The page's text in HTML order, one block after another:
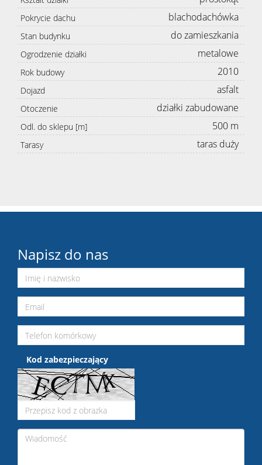
Pokrycie dachu blachodachówka
Stan budynku do zamieszkania
Ogrodzenie działki metalowe
Rok budowy 2010
Dojazd asfalt
Otoczenie działki zabudowane
Odl. do sklepu [m] 500 m
Tarasy taras duży
Napisz do nas
Kod zabezpieczający